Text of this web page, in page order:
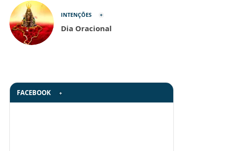
INTENÇÕES
Dia Oracional
FACEBOOK